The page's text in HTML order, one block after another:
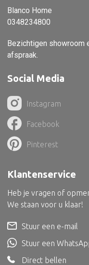
Wandlamp
Lampenkappen
Alle deco
Kandelaar
Object
Pilaar
Schaal
Dienblad
Roomdevider
Deco overig
Blanco Home
0348234800
Bezichtigen showroom
afspraak.
Social Media
Instagram
Facebook
Pinterest
Klantenservice
Heb je vragen of
We staan voor u klaar!
Stuur een e-mail
Stuur een
Direct bellen